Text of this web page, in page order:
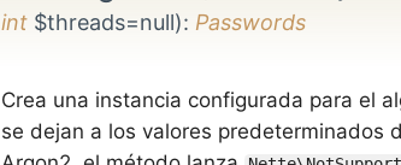
int$threads=null): Passwords
Crea una instancia configurada para el
se dejan a los valores predeterminados